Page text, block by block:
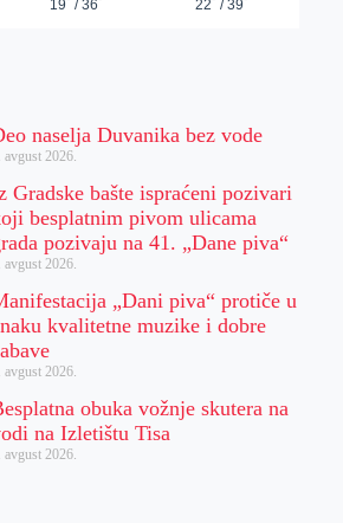
naselja Duvanika bez vode
avgust 2026.
Gradske bašte ispraćeni pozivari
besplatnim pivom ulicama
pozivaju na 41. „Dane piva“
avgust 2026.
„Dani piva“ protiče u
kvalitetne muzike i dobre
avgust 2026.
obuka vožnje skutera na
na Izletištu Tisa
avgust 2026.